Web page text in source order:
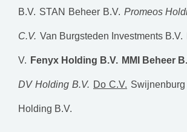
B.V. STAN Beheer B.V. Promeos
C.V. Van Burgsteden Investments B.V.
V. Fenyx Holding B.V. MMI Beheer
DV Holding B.V. Do C.V. Swijnenburg
Holding B.V.